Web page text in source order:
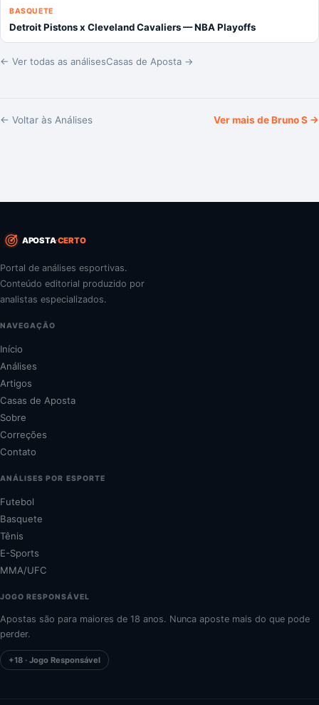
BASQUETE
Detroit Pistons x Cleveland Cavaliers — NBA Playoffs
← Ver todas as análisesCasas de Aposta →
← Voltar às Análises Ver mais deBruno S →
APOSTACERTO
Portal de análises esportivas.
Conteúdo editorial produzido por
analistas especializados.
NAVEGAÇÃO
Início
Análises
Artigos
Casas de Aposta
Sobre
Correções
Contato
ANÁLISES POR ESPORTE
Futebol
Basquete
Tênis
E-Sports
MMA/UFC
JOGO RESPONSÁVEL
Apostas são para maiores de 18 anos. Nunca aposte mais do que pode
perder.
+18 · Jogo Responsável